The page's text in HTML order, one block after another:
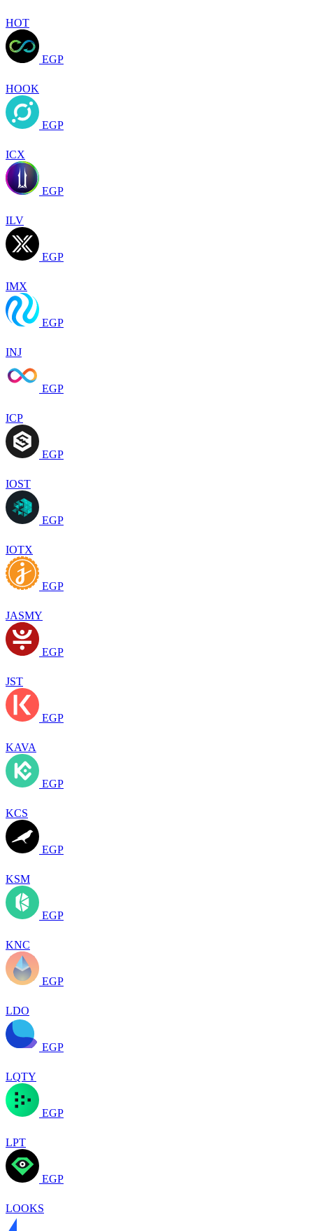
HOT
EGP
HOOK
EGP
ICX
EGP
ILV
EGP
IMX
EGP
INJ
EGP
ICP
EGP
IOST
EGP
IOTX
EGP
JASMY
EGP
JST
EGP
KAVA
EGP
KCS
EGP
KSM
EGP
KNC
EGP
LDO
EGP
LQTY
EGP
LPT
EGP
LOOKS